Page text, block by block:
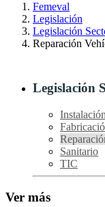
Femeval
Legislación
Legislación
Reparación
Legislación
Sanitario
TIC
Ver más